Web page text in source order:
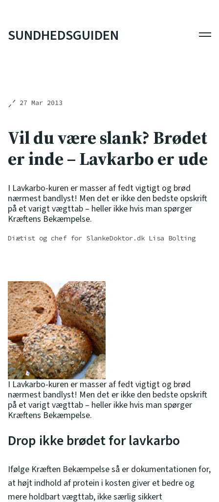
SUNDHEDSGUIDEN
27 Mar 2013
Vil du være slank? Brødet
er inde – Lavkarbo er ude
I Lavkarbo-kuren er masser af fedt vigtigt og brød
nærmest bandlyst! Men det er ikke den bedste opskrift
på et varigt vægttab – heller ikke hvis man spørger
Kræftens Bekæmpelse.
Diætist og chef for SlankeDoktor.dk Lisa Bolting
I Lavkarbo-kuren er masser af fedt vigtigt og brød
nærmest bandlyst! Men det er ikke den bedste opskrift
på et varigt vægttab – heller ikke hvis man spørger
Kræftens Bekæmpelse.
Drop ikke brødet for lavkarbo
Ifølge Kræften Bekæmpelse så er dokumentationen for,
at højt indhold af protein i kosten giver et bedre og
mere holdbart vægttab, ikke særlig sikkert